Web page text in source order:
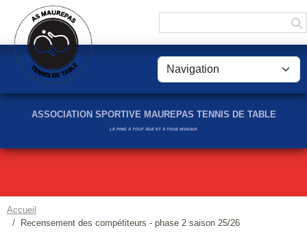
ASSOCIATION SPORTIVE MAUREPAS TENNIS DE TABLE
LE PING À TOUT ÂGE ET À TOUS NIVEAUX
Accueil
Recensement des compétiteurs - phase 2 saison 25/26
Panneau de gestion des cookies